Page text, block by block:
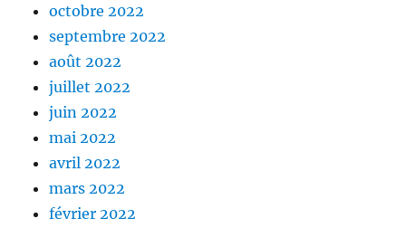
octobre 2022
septembre 2022
août 2022
juillet 2022
juin 2022
mai 2022
avril 2022
mars 2022
février 2022